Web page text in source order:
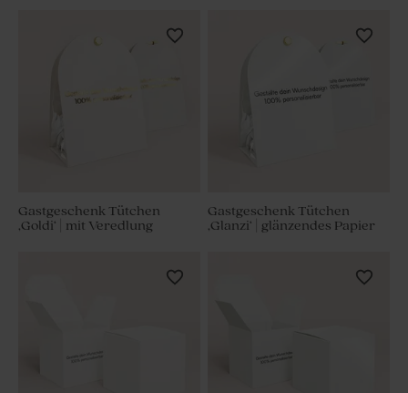
Gastgeschenk Tütchen
‚Goldi‘ | mit Veredlung
Gastgeschenk Tütchen
‚Glanzi‘ | glänzendes Papier